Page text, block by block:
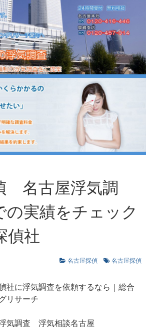
名古屋浮気調
実績をチェック
偵社
名古屋探偵 名古屋探偵
社に浮気調査を依頼するなら｜総合
リサーチ
気調査 浮気相談名古屋